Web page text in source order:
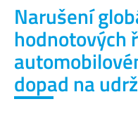
Narušení
hodnotových
dopad na